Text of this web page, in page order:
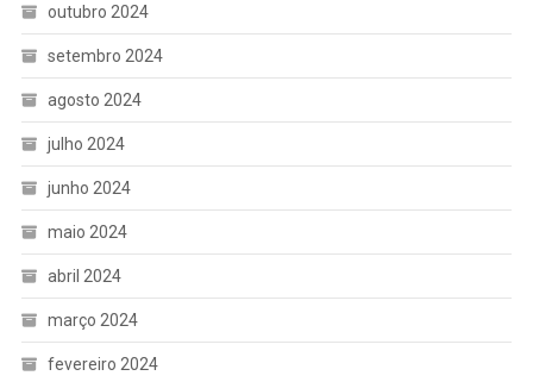
outubro 2024
setembro 2024
agosto 2024
julho 2024
junho 2024
maio 2024
abril 2024
março 2024
fevereiro 2024